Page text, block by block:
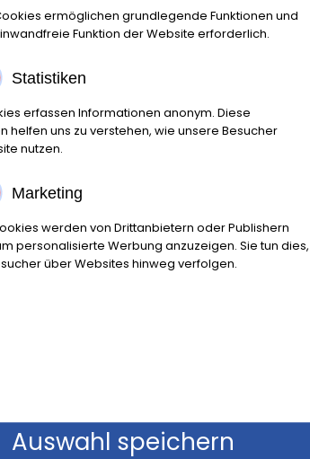
Du uns per
ermöglichen grundlegende Funktionen und
Funktion der Website erforderlich.
Statistiken
erfassen Informationen anonym. Diese
helfen uns zu verstehen, wie unsere Besucher
nutzen.
Marketing
werden von Drittanbietern oder Publishern
personalisierte Werbung anzuzeigen. Sie tun dies,
über Websites hinweg verfolgen.
Auswahl speichern